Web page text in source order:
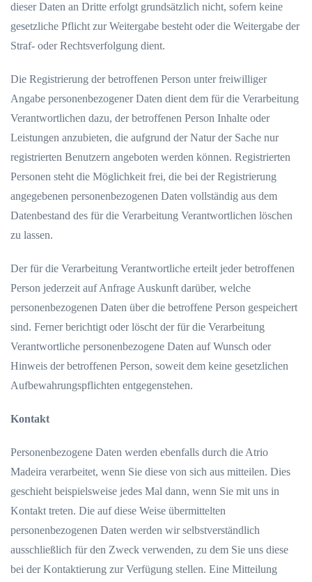
dieser Daten an Dritte erfolgt grundsätzlich nicht, sofern keine
gesetzliche Pflicht zur Weitergabe besteht oder die Weitergabe der
Straf- oder Rechtsverfolgung dient.
Die Registrierung der betroffenen Person unter freiwilliger
Angabe personenbezogener Daten dient dem für die Verarbeitung
Verantwortlichen dazu, der betroffenen Person Inhalte oder
Leistungen anzubieten, die aufgrund der Natur der Sache nur
registrierten Benutzern angeboten werden können. Registrierten
Personen steht die Möglichkeit frei, die bei der Registrierung
angegebenen personenbezogenen Daten vollständig aus dem
Datenbestand des für die Verarbeitung Verantwortlichen löschen
zu lassen.
Der für die Verarbeitung Verantwortliche erteilt jeder betroffenen
Person jederzeit auf Anfrage Auskunft darüber, welche
personenbezogenen Daten über die betroffene Person gespeichert
sind. Ferner berichtigt oder löscht der für die Verarbeitung
Verantwortliche personenbezogene Daten auf Wunsch oder
Hinweis der betroffenen Person, soweit dem keine gesetzlichen
Aufbewahrungspflichten entgegenstehen.
Kontakt
Personenbezogene Daten werden ebenfalls durch die Atrio
Madeira verarbeitet, wenn Sie diese von sich aus mitteilen. Dies
geschieht beispielsweise jedes Mal dann, wenn Sie mit uns in
Kontakt treten. Die auf diese Weise übermittelten
personenbezogenen Daten werden wir selbstverständlich
ausschließlich für den Zweck verwenden, zu dem Sie uns diese
bei der Kontaktierung zur Verfügung stellen. Eine Mitteilung